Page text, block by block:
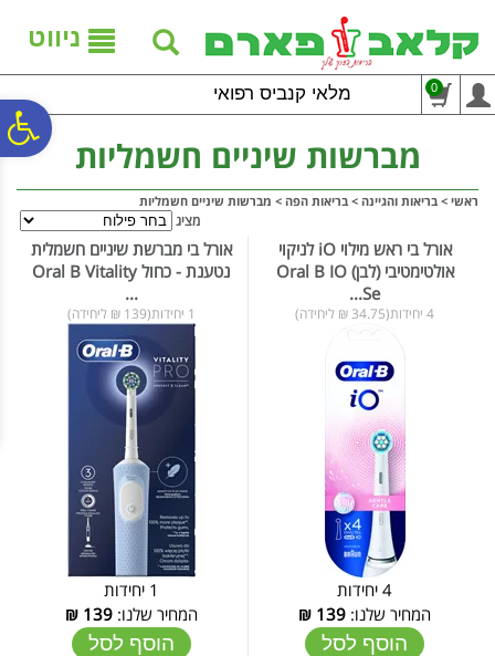
נגישות
אתר
המרכזי
ניווט
מלאי קנביס רפואי 0
מברשות שיניים חשמליות
ראשי > בריאות והגיינה > בריאות הפה > מברשות שיניים חשמליות
מציג
אורל בי ראש מילוי iO לניקוי
אולטימטיבי (לבן) Oral B IO
Se...
4 יחידות(34.75 ₪ ליחידה)
4 יחידות
המחיר שלנו: 139
₪
הוסף לסל
אורל בי מברשת שיניים חשמלית
נטענת - כחול Oral B Vitality
...
1 יחידות(139 ₪ ליחידה)
1 יחידות
המחיר שלנו:139
₪
הוסף לסל